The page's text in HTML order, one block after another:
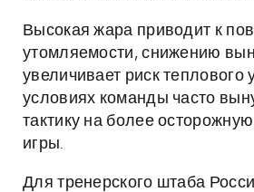
Высокая жара приводит к
утомляемости, снижению
увеличивает риск теплового
условиях команды часто
тактику на более
игры.
Для тренерского штаба